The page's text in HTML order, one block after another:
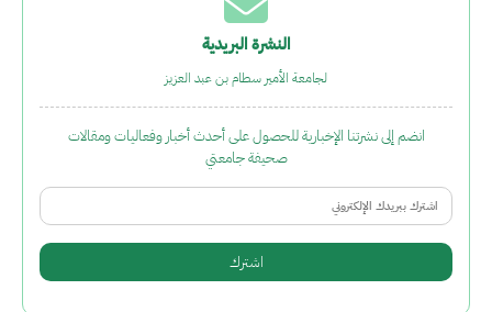
النشرة البريدية
لجامعة الأمير سطام بن عبد العزيز
انضم إلى نشرتنا الإخبارية للحصول على أحدث أخبار وفعاليات ومقالات
صحيفة جامعتي